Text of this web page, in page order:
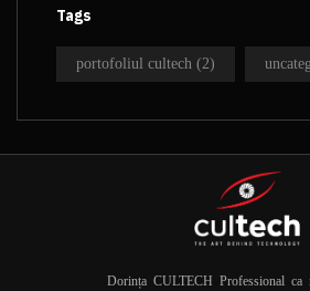
Tags
portofoliul cultech (2)
Dorința CULTECH Professional